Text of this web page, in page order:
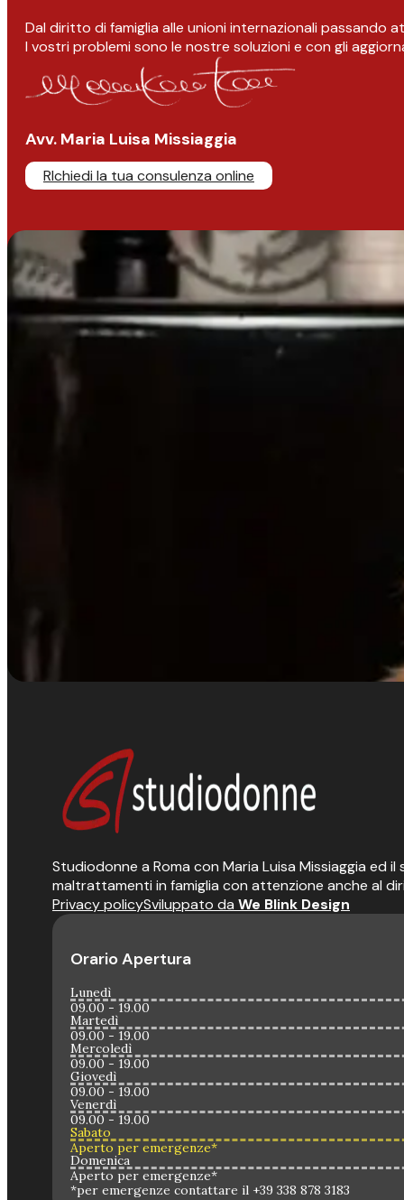
Dal diritto di famiglia alle unioni internazionali passando
I vostri problemi sono le nostre soluzioni e con gli
Avv. Maria Luisa Missiaggia
RIchiedi la tua consulenza online
Studiodonne a Roma con Maria Luisa Missiaggia ed
maltrattamenti in famiglia con attenzione anche al
Privacy policySviluppato da We Blink Design
Orario Apertura
Lunedì
09.00 - 19.00
Martedì
09.00 - 19.00
Mercoledì
09.00 - 19.00
Giovedì
09.00 - 19.00
Venerdì
09.00 - 19.00
Sabato
Aperto per emergenze*
Domenica
Aperto per emergenze*
*per emergenze contattare il +39 338 878 3183